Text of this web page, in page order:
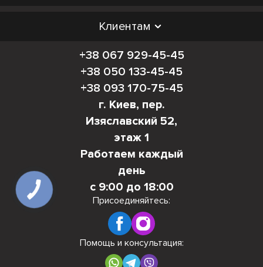
Клиентам
+38 067 929-45-45
+38 050 133-45-45
+38 093 170-75-45
г. Киев, пер.
Изяславский 52,
этаж 1
Работаем каждый
день
с 9:00 до 18:00
Присоединяйтесь:
Помощь и консультация: